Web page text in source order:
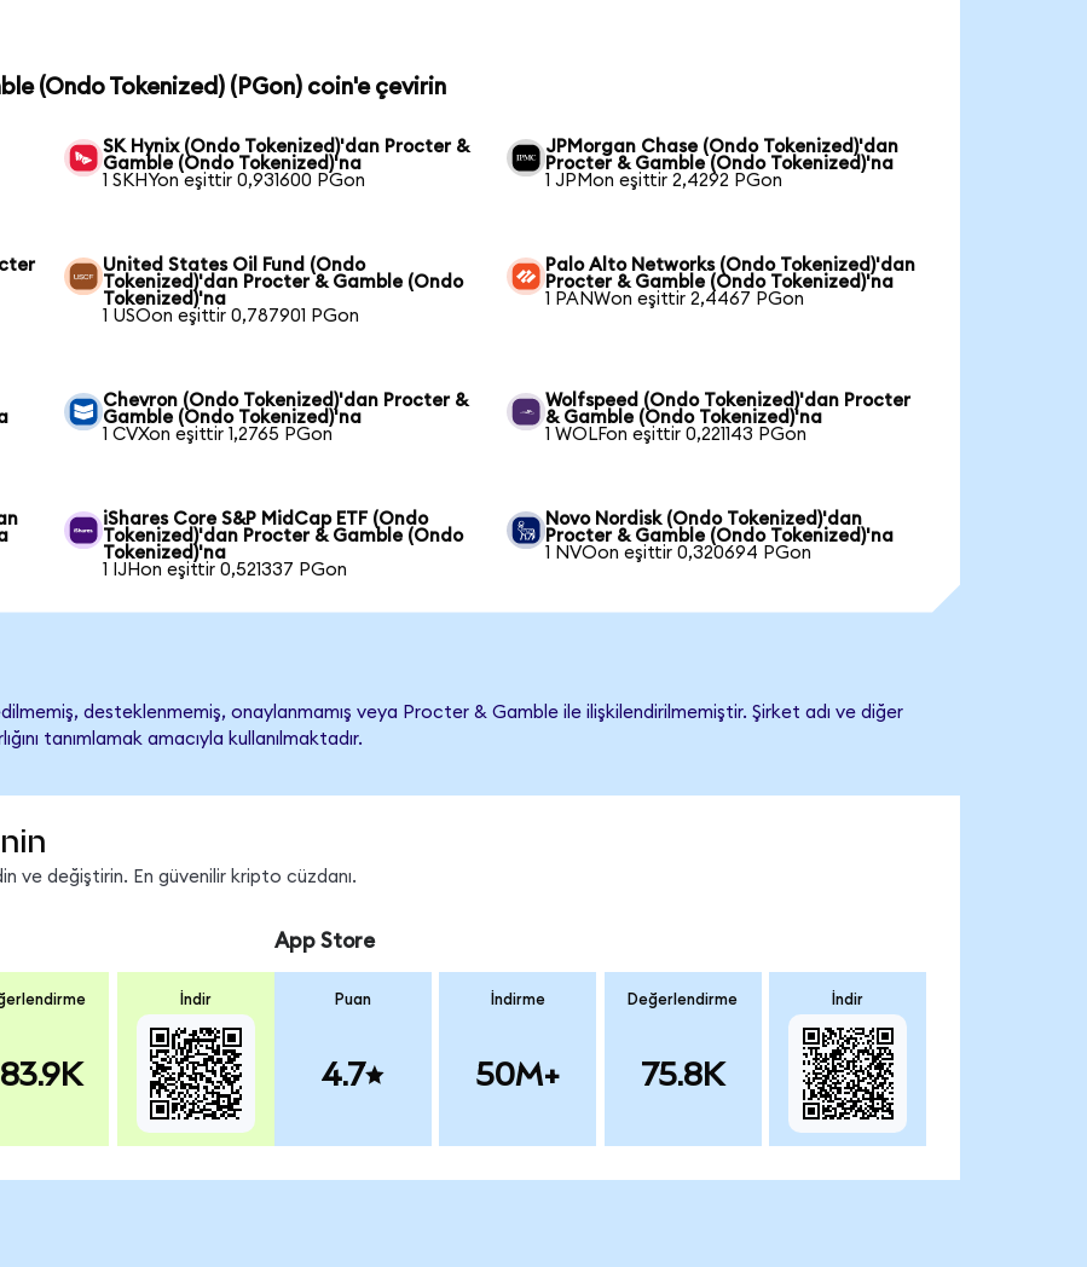
(Ondo Tokenized) (PGon) coin'e çevirin
SK Hynix (Ondo Tokenized)'dan Procter &
Gamble (Ondo Tokenized)'na
1 SKHYon eşittir 0,931600 PGon
JPMorgan Chase (Ondo Tokenized)'dan
Procter & Gamble (Ondo Tokenized)'na
1 JPMon eşittir 2,4292 PGon
United States Oil Fund (Ondo
Tokenized)'dan Procter & Gamble (Ondo
Tokenized)'na
1 USOon eşittir 0,787901 PGon
Palo Alto Networks (Ondo Tokenized)'dan
Procter & Gamble (Ondo Tokenized)'na
1 PANWon eşittir 2,4467 PGon
Chevron (Ondo Tokenized)'dan Procter &
Gamble (Ondo Tokenized)'na
1 CVXon eşittir 1,2765 PGon
Wolfspeed (Ondo Tokenized)'dan Procter
& Gamble (Ondo Tokenized)'na
1 WOLFon eşittir 0,221143 PGon
iShares Core S&P MidCap ETF (Ondo
Tokenized)'dan Procter & Gamble (Ondo
Tokenized)'na
1 IJHon eşittir 0,521337 PGon
Novo Nordisk (Ondo Tokenized)'dan
Procter & Gamble (Ondo Tokenized)'na
1 NVOon eşittir 0,320694 PGon
desteklenmemiş, onaylanmamış veya Procter & Gamble ile ilişkilendirilmemiştir. Şirket adı ve diğer
tanımlamak amacıyla kullanılmaktadır.
ve değiştirin. En güvenilir kripto cüzdanı.
İndir
App Store
Puan
4.7
İndirme
50M+
Değerlendirme
75.8K
İndir